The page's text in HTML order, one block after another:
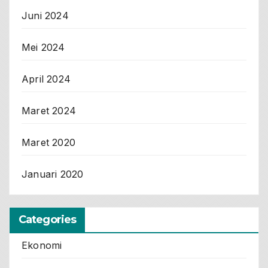
Juni 2024
Mei 2024
April 2024
Maret 2024
Maret 2020
Januari 2020
Categories
Ekonomi